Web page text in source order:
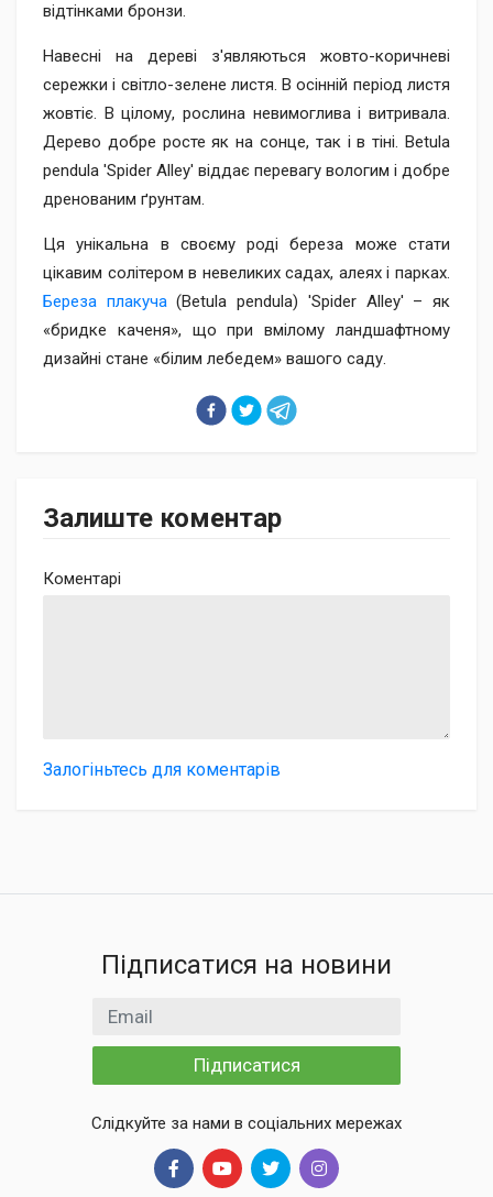
відтінками бронзи.
Навесні на дереві з'являються жовто-коричневі
сережки і світло-зелене листя. В осінній період листя
жовтіє. В цілому, рослина невимоглива і витривала.
Дерево добре росте як на сонце, так і в тіні. Betula
pendula 'Spider Alley' віддає перевагу вологим і добре
дренованим ґрунтам.
Ця унікальна в своєму роді береза може стати
цікавим солітером в невеликих садах, алеях і парках.
Береза плакуча(Betula pendula) 'Spider Alley' – як
«бридке каченя», що при вмілому ландшафтному
дизайні стане «білим лебедем» вашого саду.
Залиште коментар
Коментарі
Залогіньтесь для коментарів
Підписатися на новини
Email
Підписатися
Слідкуйте за нами в соціальних мережах